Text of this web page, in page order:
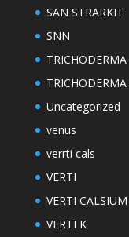
SAN STRARKIT
SNN
TRICHODERMA
Uncategorized
venus
verrti cals
VERTI
VERTI CALSIUM
VERTI K